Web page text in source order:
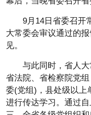
9月14日省委召开
大常委会审议通过的
见。
与此同时，省人
省法院、省检察院党
委(党组)，县处级以上
进行传达学习。通过